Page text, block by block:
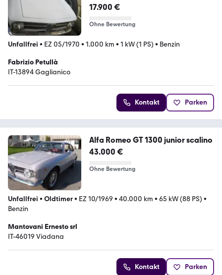
17.900 €
Ohne Bewertung
Unfallfrei • EZ 05/1970 • 1.000 km • 1 kW (1 PS) • Benzin
Fabrizio Petullà
IT-13894 Gaglianico
Kontakt Parken
Alfa Romeo GT 1300 junior scalino
43.000 €
Ohne Bewertung
Unfallfrei • Oldtimer• EZ 10/1969 • 40.000 km • 65 kW (88 PS) •
Benzin
Mantovani Ernesto srl
IT-46019 Viadana
Kontakt Parken